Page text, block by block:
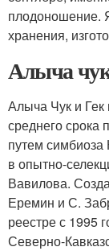
плодоношение.
хранения,
Алыча
Алыча Чук и Гек
среднего
путем
в опытно-
Вавилова.
Еремин и С.
реестре с 1995
Северно-